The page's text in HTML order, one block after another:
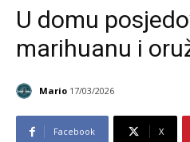
U domu
marihuanu i
Mario 17/03/2026
Facebook X